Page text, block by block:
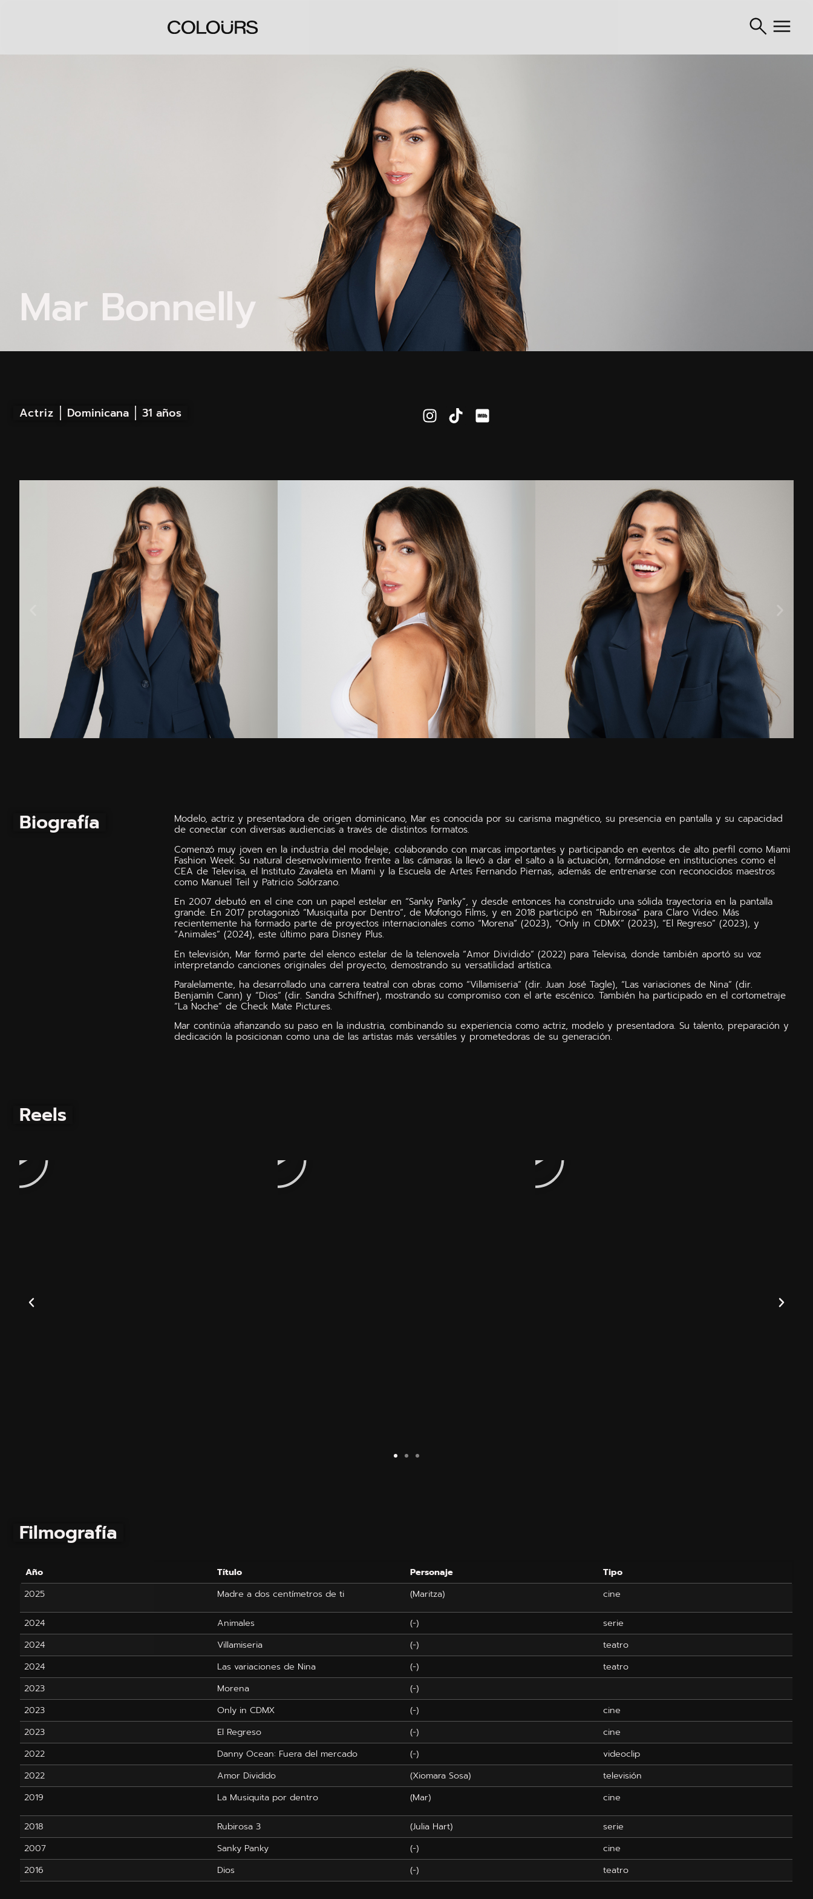
Mar Bonnelly
Actriz Dominicana 31 años
Biografía
Modelo, actriz y presentadora de origen dominicano, Mar es conocida por su carisma magnético, su presencia en pantalla y su capacidad
de conectar con diversas audiencias a través de distintos formatos.
Comenzó muy joven en la industria del modelaje, colaborando con marcas importantes y participando en eventos de alto perfil como Miami
Fashion Week. Su natural desenvolvimiento frente a las cámaras la llevó a dar el salto a la actuación, formándose en instituciones como el
CEA de Televisa, el Instituto Zavaleta en Miami y la Escuela de Artes Fernando Piernas, además de entrenarse con reconocidos maestros
como Manuel Teil y Patricio Solórzano.
En 2007 debutó en el cine con un papel estelar en “Sanky Panky”, y desde entonces ha construido una sólida trayectoria en la pantalla
grande. En 2017 protagonizó “Musiquita por Dentro”, de Mofongo Films, y en 2018 participó en “Rubirosa” para Claro Video. Más
recientemente ha formado parte de proyectos internacionales como “Morena” (2023), “Only in CDMX” (2023), “El Regreso” (2023), y
“Animales” (2024), este último para Disney Plus.
En televisión, Mar formó parte del elenco estelar de la telenovela “Amor Dividido” (2022) para Televisa, donde también aportó su voz
interpretando canciones originales del proyecto, demostrando su versatilidad artística.
Paralelamente, ha desarrollado una carrera teatral con obras como “Villamiseria” (dir. Juan José Tagle), “Las variaciones de Nina” (dir.
Benjamín Cann) y “Dios” (dir. Sandra Schiffner), mostrando su compromiso con el arte escénico. También ha participado en el cortometraje
“La Noche” de Check Mate Pictures.
Mar continúa afianzando su paso en la industria, combinando su experiencia como actriz, modelo y presentadora. Su talento, preparación y
dedicación la posicionan como una de las artistas más versátiles y prometedoras de su generación.
Reels
Filmografía
Año Título Personaje
Tipo
2025
Madre a dos centímetros de ti (Maritza) cine
2024 Animales (-)
serie
2024
Villamiseria (-)
teatro
2024
Las variaciones de Nina (-)
teatro
2023
Morena
(-)
2023
Only in CDMX (-)
cine
2023
El Regreso (-)
cine
2022
Danny Ocean: Fuera del mercado (-)
videoclip
2022
Amor Dividido (Xiomara Sosa)
televisión
2019
La Musiquita por dentro (Mar) cine
2018 Rubirosa 3 (Julia Hart)
serie
2007
Sanky Panky (-)
cine
2016
Dios (-) teatro